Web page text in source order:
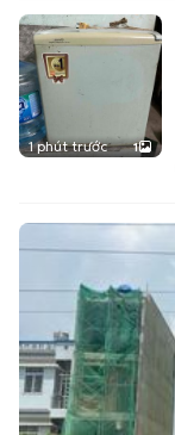
1 phút trước 1